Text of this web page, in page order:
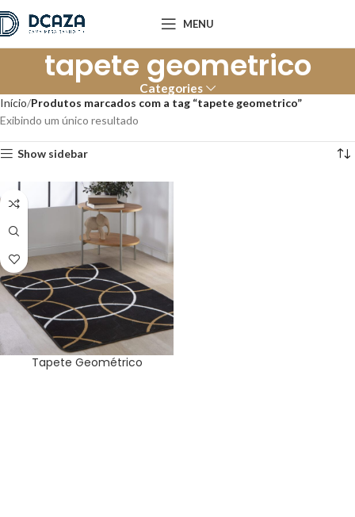
MENU
tapete geometrico
Categories
Início Produtos marcados com a tag “tapete geometrico”
Exibindo um único resultado
Show sidebar
Tapete Geométrico